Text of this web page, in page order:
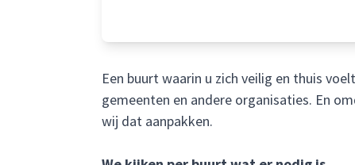
Een buurt waarin u zich veilig en thuis
gemeenten en andere organisaties. En
wij dat aanpakken.